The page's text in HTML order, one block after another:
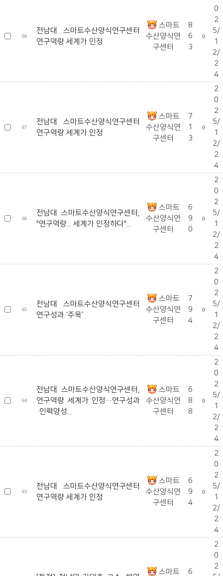
68
전남대 스마트수산양식연구센터
연구역량 세계가 인정
스마트
수산양식연
구센터
8
6
3
0
0
2
5/
1
2/
2
4
67
전남대 스마트수산양식연구센터
연구역량 세계가 인정
스마트
수산양식연
구센터
7
1
3
0
2
0
2
5/
1
2/
2
4
66
전남대 스마트수산양식연구센터,
"연구역량... 세계가 인정하다"...
스마트
수산양식연
구센터
6
9
0
0
2
0
2
5/
1
2/
2
4
65
전남대 스마트수산양식연구센터
연구성과 ‘주목’
스마트
수산양식연
구센터
7
9
4
0
2
0
2
5/
1
2/
2
4
64
전남대 스마트수산양식연구센터,
연구역량 세계가 인정…연구성과
·인력양성...
스마트
수산양식연
구센터
6
8
8
0
2
0
2
5/
1
2/
2
4
63
전남대 스마트수산양식연구센터
연구역량 세계가 인정
스마트
수산양식연
구센터
6
9
4
0
2
0
2
5/
1
2/
2
4
스마트 6
2
0
2